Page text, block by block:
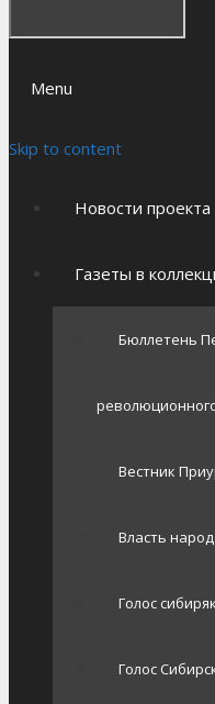
Menu
Skip to content
Новости проекта
Газеты в
Бюллетень
Вестник
Власть
Голос
Голос